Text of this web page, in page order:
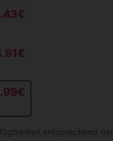
entsprechend